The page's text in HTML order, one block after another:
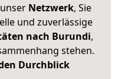
Netzwerk, Sie
und zuverlässige
nach Burundi,
stehen.
Durchblick